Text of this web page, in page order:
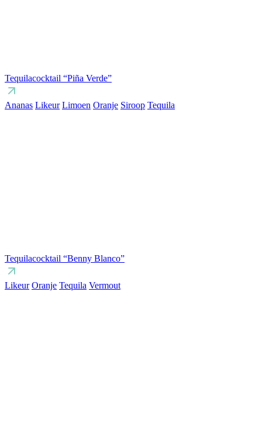
Tequilacocktail “Piña Verde”
Ananas Likeur Limoen Oranje Siroop Tequila
Tequilacocktail “Benny Blanco”
Likeur Oranje Tequila Vermout